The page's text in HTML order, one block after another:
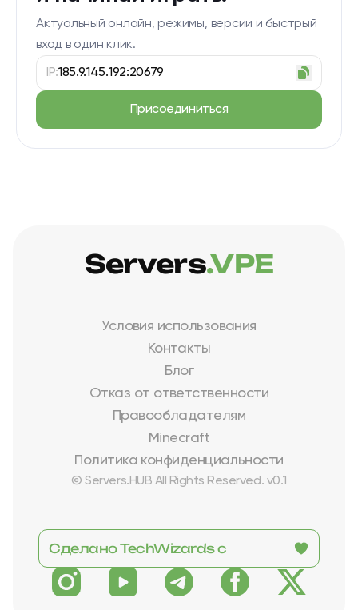
Актуальный онлайн, режимы, версии и быстрый
вход в один клик.
IP:185.9.145.192:20679
Присоединиться
Условия использования
Контакты
Блог
Отказ от ответственности
Правообладателям
Minecraft
Политика конфиденциальности
© Servers.HUB All Rights Reserved. v0.1
Servers.VPE
Сделано TechWizards с